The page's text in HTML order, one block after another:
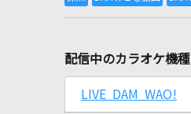
配信中のカラオケ機種
LIVE DAM WAO!